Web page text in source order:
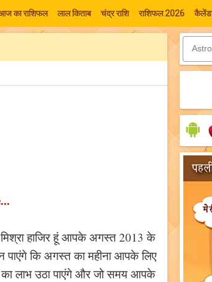
का राशिफल लाल किताब चंद्र राशि राशिफल 2026
हाजिर हूं आपके अगस्त 2013 के
कि अगस्त का महीना आपके लिए
लाभ उठा पाएंगे और जो समय आपके